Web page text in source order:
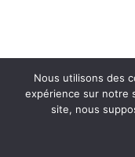
Nous utilisons des
expérience sur notre
site, nous